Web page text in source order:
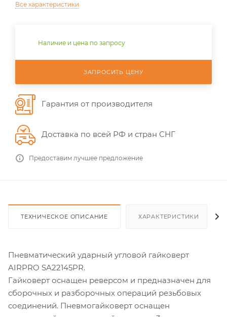
Все характеристики
Наличие и цена по запросу
ЗАПРОСИТЬ ЦЕНУ
Гарантия от производителя
Доставка по всей РФ и стран СНГ
Предоставим лучшее предложение
ТЕХНИЧЕСКОЕ ОПИСАНИЕ ХАРАКТЕРИСТИКИ
Пневматический ударный угловой гайковерт
AIRPRO SA22145PR .
Гайковерт оснащен реверсом и предназначен для
сборочных и разборочных операций резьбовых
соединений. Пневмогайковерт оснащен